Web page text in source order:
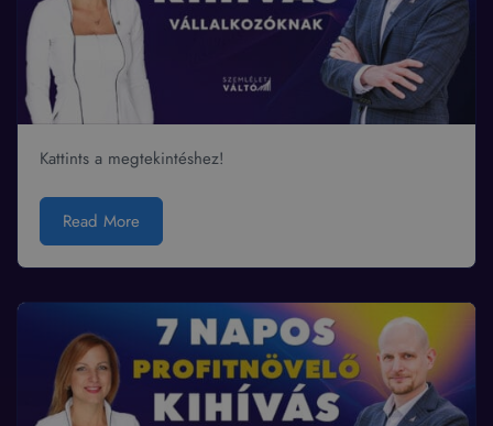
Kattints a megtekintéshez!
Read More